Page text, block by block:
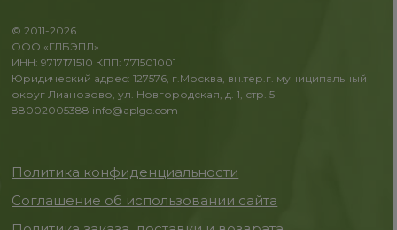
© 2011-2026
ООО «ГЛБЭПЛ»
ИНН: 9717171510 КПП: 771501001
Юридический адрес: 127576, г.Москва, вн.тер.г. муниципальный
округ Лианозово, ул. Новгородская, д. 1, стр. 5
88002005388 info@aplgo.com
Политика конфиденциальности
Соглашение об использовании сайта